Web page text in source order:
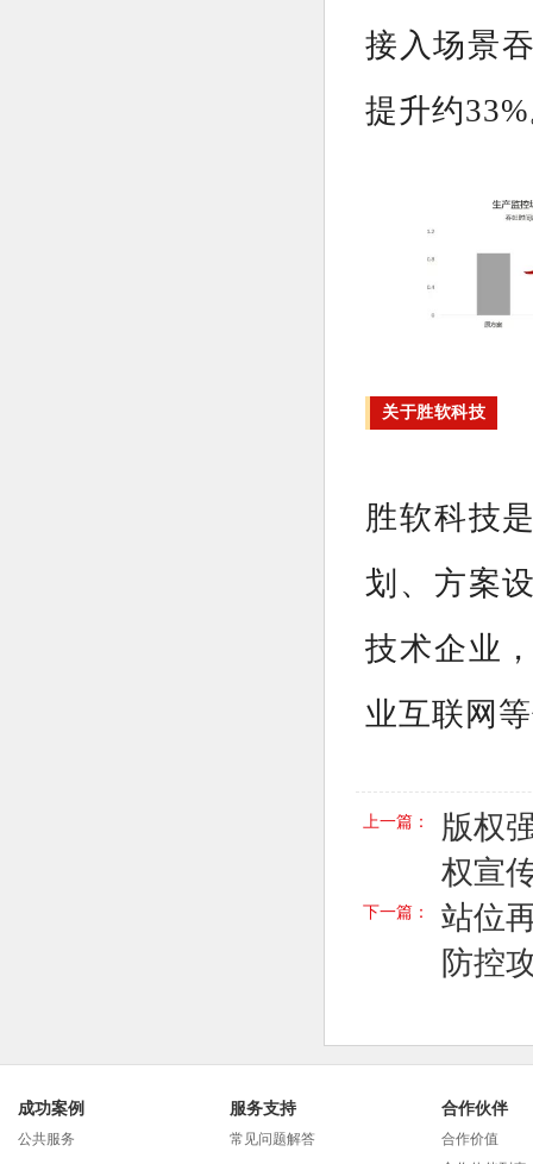
接入场景
提升约
关于胜软科技
胜软科技
划、方案
技术企业
业互联网
上一篇：
版权
权宣
下一篇：
站位
防控
成功案例
公共服务
服务支持
常见问题解答
合作伙伴
合作价值